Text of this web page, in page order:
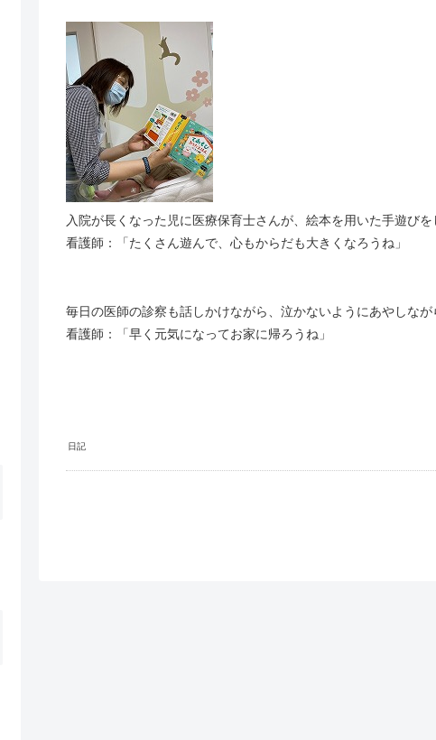
入院が長くなった児に医療保育士さんが、絵本を用いた手遊び
看護師：「たくさん遊んで、心もからだも大きくなろうね」
毎日の医師の診察も話しかけながら、泣かないようにあやしなが
看護師：「早く元気になってお家に帰ろうね」
日記